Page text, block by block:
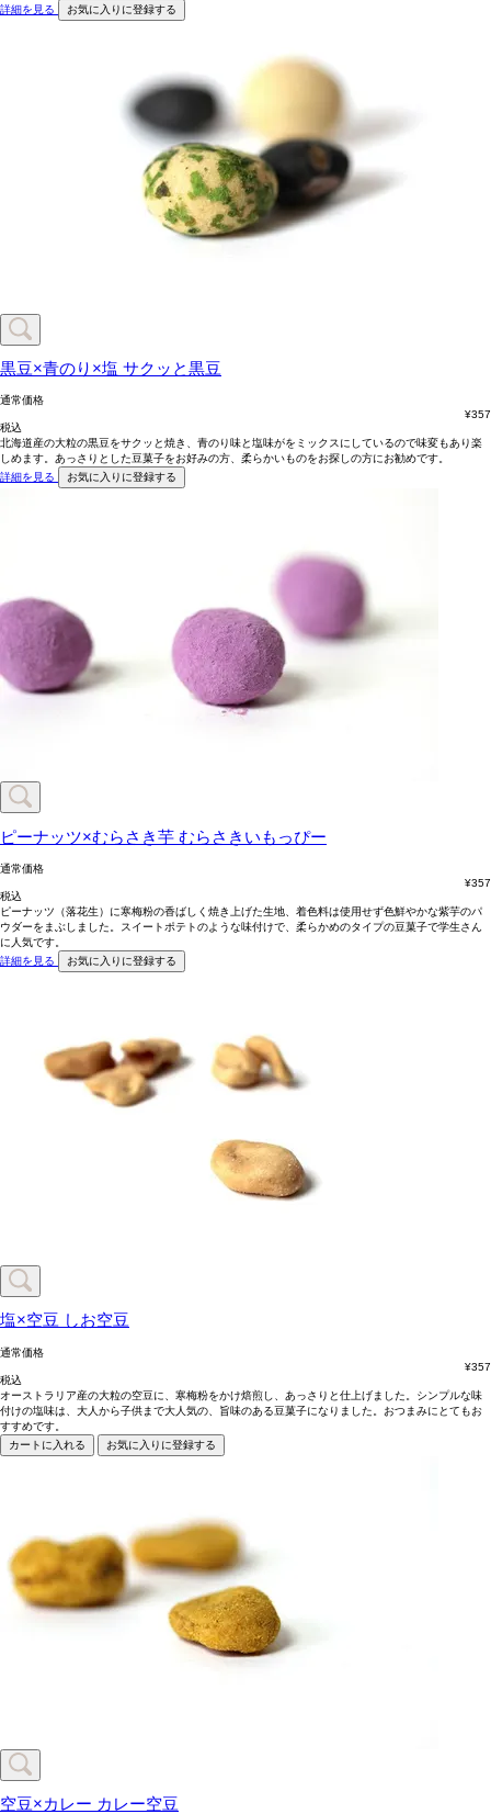
詳細を見る
お気に入りに登録する
黒豆×青のり×塩 サクッと黒豆
通常価格
¥357
税込
北海道産の大粒の黒豆をサクッと焼き、青のり味と塩味がをミックスにしているので味変もあり楽
しめます。あっさりとした豆菓子をお好みの方、柔らかいものをお探しの方にお勧めです。
詳細を見る
お気に入りに登録する
ピーナッツ×むらさき芋 むらさきいもっぴー
通常価格
¥357
税込
ピーナッツ（落花生）に寒梅粉の香ばしく焼き上げた生地、着色料は使用せず色鮮やかな紫芋のパ
ウダーをまぶしました。スイートポテトのような味付けで、柔らかめのタイプの豆菓子で学生さん
に人気です。
詳細を見る
お気に入りに登録する
塩×空豆 しお空豆
通常価格
¥357
税込
オーストラリア産の大粒の空豆に、寒梅粉をかけ焙煎し、あっさりと仕上げました。シンプルな味
付けの塩味は、大人から子供まで大人気の、旨味のある豆菓子になりました。おつまみにとてもお
すすめです。
カートに入れる
お気に入りに登録する
空豆×カレー カレー空豆